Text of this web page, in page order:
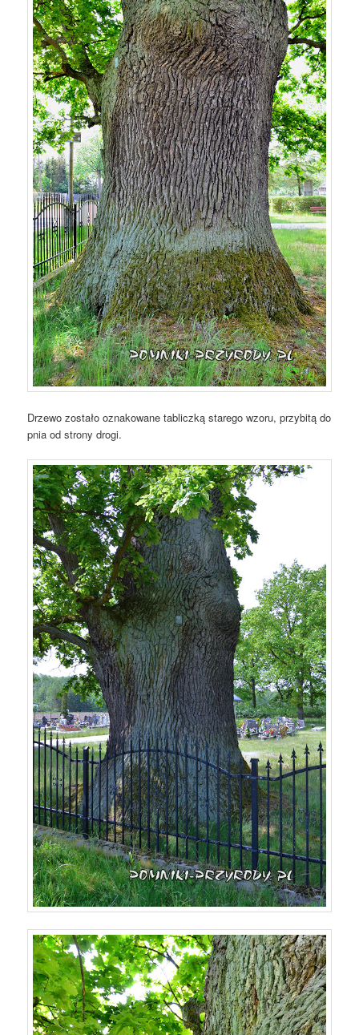
Drzewo zostało oznakowane tabliczką starego wzoru, przybitą do
pnia od strony drogi.